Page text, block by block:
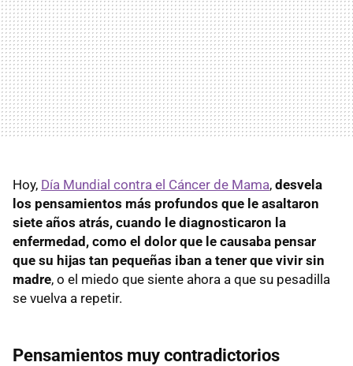
Hoy, Día Mundial contra el Cáncer de Mama, desvela
los pensamientos más profundos que le asaltaron
siete años atrás, cuando le diagnosticaron la
enfermedad, como el dolor que le causaba pensar
que su hijas tan pequeñas iban a tener que vivir sin
madre, o el miedo que siente ahora a que su pesadilla
se vuelva a repetir.
Pensamientos muy contradictorios